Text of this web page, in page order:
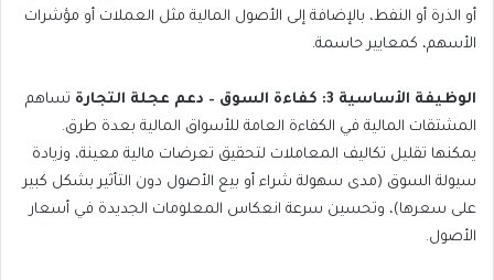
أو الذرة أو النفط، بالإضافة إلى الأصول المالية مثل العملات أو مؤشرات
الأسهم، كمعايير حاسمة.
الوظيفة الأساسية 3: كفاءة السوق – دعم عجلة التجارة
تساهم
المشتقات المالية في الكفاءة العامة للأسواق المالية بعدة طرق.
يمكنها تقليل تكاليف المعاملات لتحقيق تعرضات مالية معينة، وزيادة
سيولة السوق (مدى سهولة شراء أو بيع الأصول دون التأثير بشكل كبير
على سعرها)، وتحسين سرعة انعكاس المعلومات الجديدة في أسعار
الأصول.